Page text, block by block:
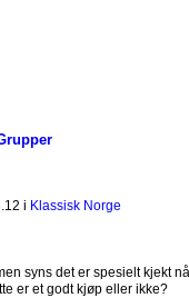
i Klassisk Norge
syns det er spesielt kjekt
er et godt kjøp eller ikke?